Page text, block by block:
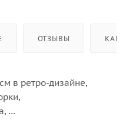
ОТЗЫВЫ КАК
в ретро-дизайне,